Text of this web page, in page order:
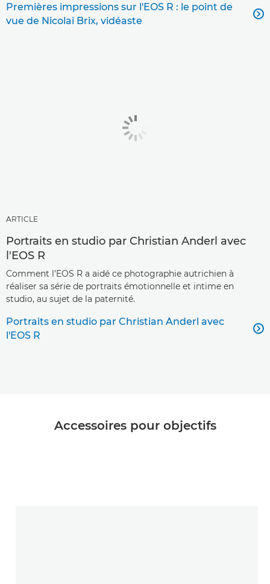
Premières impressions sur l'EOS R : le point de
vue de Nicolai Brix, vidéaste

ARTICLE
Portraits en studio par Christian Anderl avec
l'EOS R
Comment l'EOS R a aidé ce photographie autrichien à
réaliser sa série de portraits émotionnelle et intime en
studio, au sujet de la paternité.
Portraits en studio par Christian Anderl avec
l'EOS R

Accessoires pour objectifs